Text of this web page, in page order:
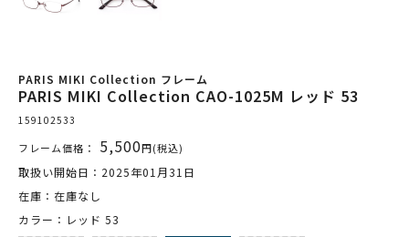
PARIS MIKI Collection フレーム
PARIS MIKI Collection CAO-1025M レッド 53
159102533
フレーム価格： 5,500円(税込)
取扱い開始日：2025年01月31日
在庫：在庫なし
カラー：レッド 53